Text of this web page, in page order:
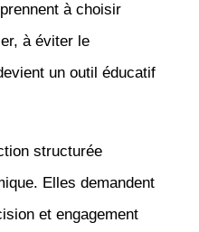
à choisir
à éviter le
un outil éducatif
structurée
Elles demandent
et engagement